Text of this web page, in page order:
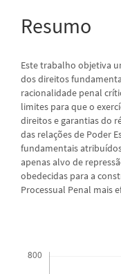
Resumo
Este trabalho objetiva
dos direitos
racionalidade penal
limites para que o
direitos e garantias do
das relações de Poder
fundamentais
apenas alvo de
obedecidas para a
Processual Penal mais